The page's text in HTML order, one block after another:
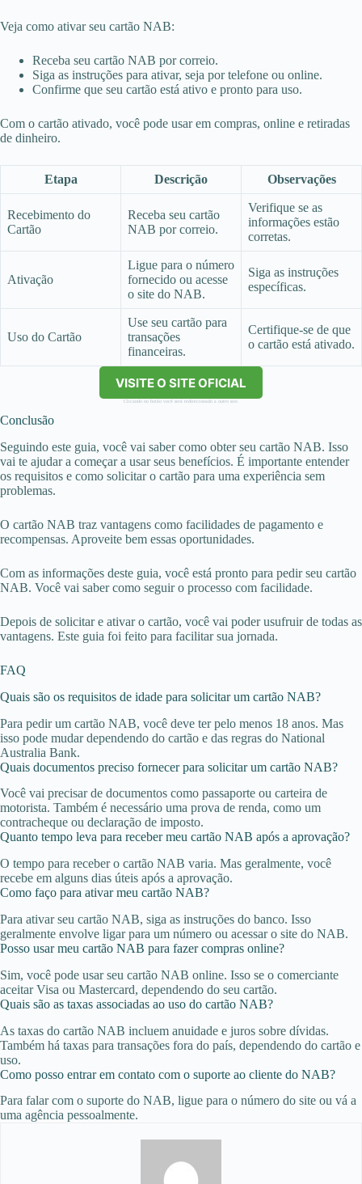
Veja como ativar seu cartão NAB:
Receba seu cartão NAB por correio.
Siga as instruções para ativar, seja por telefone ou online.
Confirme que seu cartão está ativo e pronto para uso.
Com o cartão ativado, você pode usar em compras, online e retiradas
de dinheiro.
Etapa Descrição Observações
Recebimento do
Cartão
Receba seu cartão
NAB por correio.
Verifique se as
informações estão
corretas.
Ativação
Ligue para o número
fornecido ou acesse
o site do NAB.
Siga as instruções
específicas.
Uso do Cartão
Use seu cartão para
transações
financeiras.
Certifique-se de que
o cartão está ativado.
VISITE O SITE OFICIAL
Clicando no botão você será redirecionado a outro site.
Conclusão
Seguindo este guia, você vai saber como obter seu cartão NAB. Isso
vai te ajudar a começar a usar seus benefícios. É importante entender
os requisitos e como solicitar o cartão para uma experiência sem
problemas.
O cartão NAB traz vantagens como facilidades de pagamento e
recompensas. Aproveite bem essas oportunidades.
Com as informações deste guia, você está pronto para pedir seu cartão
NAB. Você vai saber como seguir o processo com facilidade.
Depois de solicitar e ativar o cartão, você vai poder usufruir de todas as
vantagens. Este guia foi feito para facilitar sua jornada.
FAQ
Quais são os requisitos de idade para solicitar um cartão NAB?
Para pedir um cartão NAB, você deve ter pelo menos 18 anos. Mas
isso pode mudar dependendo do cartão e das regras do National
Australia Bank.
Quais documentos preciso fornecer para solicitar um cartão NAB?
Você vai precisar de documentos como passaporte ou carteira de
motorista. Também é necessário uma prova de renda, como um
contracheque ou declaração de imposto.
Quanto tempo leva para receber meu cartão NAB após a aprovação?
O tempo para receber o cartão NAB varia. Mas geralmente, você
recebe em alguns dias úteis após a aprovação.
Como faço para ativar meu cartão NAB?
Para ativar seu cartão NAB, siga as instruções do banco. Isso
geralmente envolve ligar para um número ou acessar o site do NAB.
Posso usar meu cartão NAB para fazer compras online?
Sim, você pode usar seu cartão NAB online. Isso se o comerciante
aceitar Visa ou Mastercard, dependendo do seu cartão.
Quais são as taxas associadas ao uso do cartão NAB?
As taxas do cartão NAB incluem anuidade e juros sobre dívidas.
Também há taxas para transações fora do país, dependendo do cartão e
uso.
Como posso entrar em contato com o suporte ao cliente do NAB?
Para falar com o suporte do NAB, ligue para o número do site ou vá a
uma agência pessoalmente.